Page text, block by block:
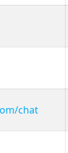
chat